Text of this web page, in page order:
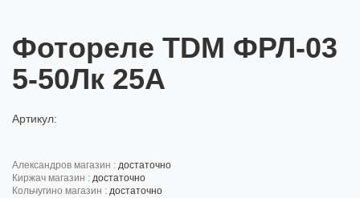
Фотореле TDM ФРЛ-03
5-50Лк 25А
Артикул:
александров магазин : достаточно
киржач магазин : достаточно
кольчугино магазин : достаточно